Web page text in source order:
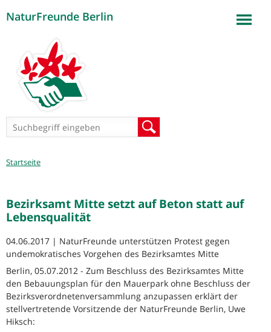
NaturFreunde Berlin
Suchformular
Sie
Startseite
Bezirksamt Mitte setzt auf Beton statt auf
Lebensqualität
04.06.2017 | NaturFreunde unterstützen Protest gegen
undemokratisches Vorgehen des Bezirksamtes Mitte
Berlin, 05.07.2012 - Zum Beschluss des Bezirksamtes Mitte
den Bebauungsplan für den Mauerpark ohne Beschluss der
Bezirksverordnetenversammlung anzupassen erklärt der
stellvertretende Vorsitzende der NaturFreunde Berlin, Uwe
Hiksch: